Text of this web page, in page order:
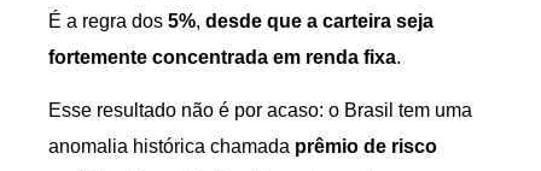
É a regra dos 5%, desde que a carteira seja
fortemente concentrada em renda fixa.
Esse resultado não é por acaso: o Brasil tem uma
anomalia histórica chamada prêmio de risco